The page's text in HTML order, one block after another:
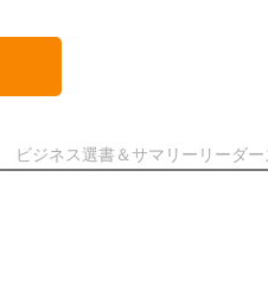
ビジネス選書＆サマリーリーダー